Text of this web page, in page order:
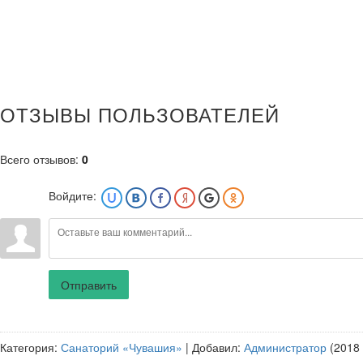
ОТЗЫВЫ ПОЛЬЗОВАТЕЛЕЙ
Всего отзывов: 0
Войдите:
Отправить
Категория: Санаторий «Чувашия» | Добавил: Администратор (2018